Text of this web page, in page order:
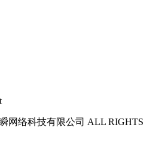
网络科技有限公司 ALL RIGHTS